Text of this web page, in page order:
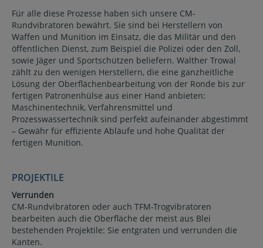
Für alle diese Prozesse haben sich unsere CM-
Rundvibratoren bewährt. Sie sind bei Herstellern von
Waffen und Munition im Einsatz, die das Militär und den
öffentlichen Dienst, zum Beispiel die Polizei oder den Zoll,
sowie Jäger und Sportschützen beliefern. Walther Trowal
zählt zu den wenigen Herstellern, die eine ganzheitliche
Lösung der Oberflächenbearbeitung von der Ronde bis zur
fertigen Patronenhülse aus einer Hand anbieten:
Maschinentechnik, Verfahrensmittel und
Prozesswassertechnik sind perfekt aufeinander abgestimmt
– Gewähr für effiziente Abläufe und hohe Qualität der
fertigen Munition.
PROJEKTILE
Verrunden
CM-Rundvibratoren oder auch TFM-Trogvibratoren
bearbeiten auch die Oberfläche der meist aus Blei
bestehenden Projektile: Sie entgraten und verrunden die
Kanten.